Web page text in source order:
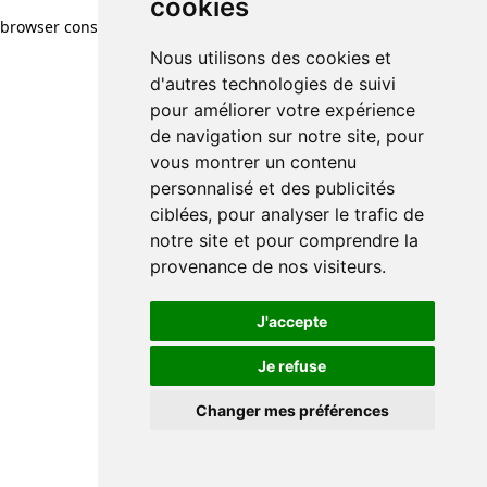
cookies
Nous utilisons des cookies et
d'autres technologies de suivi
pour améliorer votre expérience
de navigation sur notre site, pour
vous montrer un contenu
personnalisé et des publicités
ciblées, pour analyser le trafic de
notre site et pour comprendre la
provenance de nos visiteurs.
J'accepte
Je refuse
Changer mes préférences
browser console for more information)